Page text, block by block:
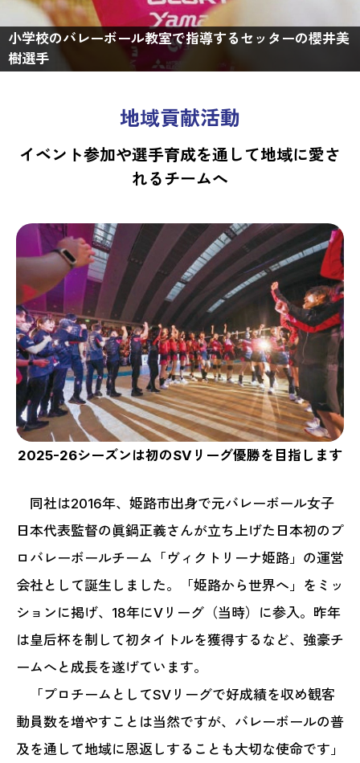
小学校のバレーボール教室で指導するセッターの櫻井美
樹選手
地域貢献活動
イベント参加や選手育成を通して地域に愛さ
れるチームへ
2025-26シーズンは初のSVリーグ優勝を目指します
同社は2016年、姫路市出身で元バレーボール女子
日本代表監督の眞鍋正義さんが立ち上げた日本初のプ
ロバレーボールチーム「ヴィクトリーナ姫路」の運営
会社として誕生しました。「姫路から世界へ」をミッ
ションに掲げ、18年にVリーグ（当時）に参入。昨年
は皇后杯を制して初タイトルを獲得するなど、強豪チ
ームへと成長を遂げています。
「プロチームとしてSVリーグで好成績を収め観客
動員数を増やすことは当然ですが、バレーボールの普
及を通して地域に恩返しすることも大切な使命です」